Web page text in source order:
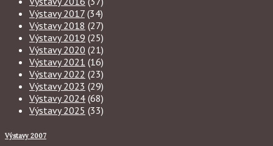
Výstavy 2017 (34)
Výstavy 2018 (27)
Výstavy 2019 (25)
Výstavy 2020 (21)
Výstavy 2021 (16)
Výstavy 2022 (23)
Výstavy 2023 (29)
Výstavy 2024 (68)
Výstavy 2025 (33)
Výstavy 2007